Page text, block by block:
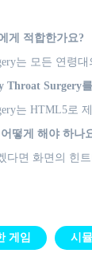
게 적합한가요?
는 모든 연령
Throat Surgery
는 HTML5로
떻게 해야 하나
다면 화면의 힌
게임 시